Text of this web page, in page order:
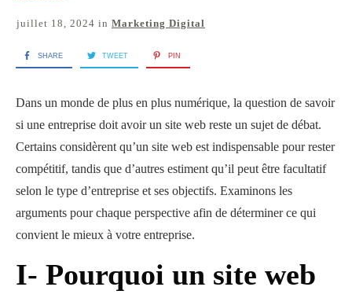
juillet 18, 2024 in Marketing Digital
SHARE TWEET PIN
Dans un monde de plus en plus numérique, la question de savoir
si une entreprise doit avoir un site web reste un sujet de débat.
Certains considèrent qu’un site web est indispensable pour rester
compétitif, tandis que d’autres estiment qu’il peut être facultatif
selon le type d’entreprise et ses objectifs. Examinons les
arguments pour chaque perspective afin de déterminer ce qui
convient le mieux à votre entreprise.
I- Pourquoi un site web